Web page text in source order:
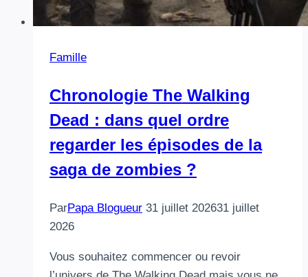
Famille
Chronologie The Walking
Dead : dans quel ordre
regarder les épisodes de la
saga de zombies ?
ParPapa Blogueur 31 juillet 202631 juillet
2026
Vous souhaitez commencer ou revoir